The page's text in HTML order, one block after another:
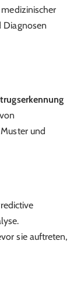
Diagnosen
und
sie auftreten,